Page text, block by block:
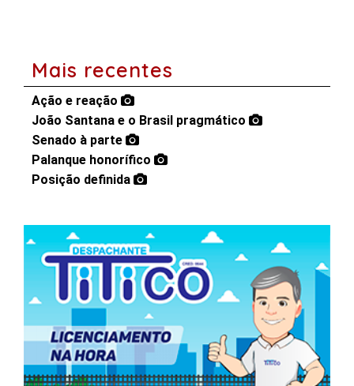
Mais recentes
Ação e reação
João Santana e o Brasil pragmático
Senado à parte
Palanque honorífico
Posição definida